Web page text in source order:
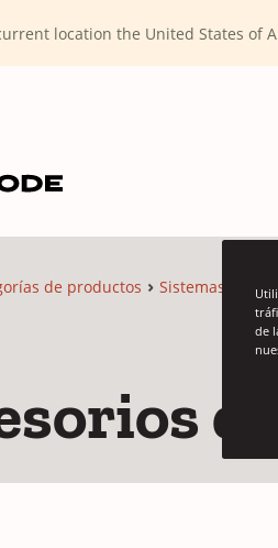
location the United States
de productos Sistemas de
de